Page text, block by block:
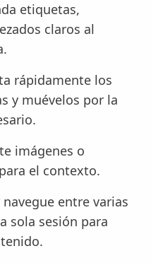
etiquetas,
claros al
rápidamente los
y muévelos por la
imágenes o
el contexto.
navegue entre varias
sola sesión para